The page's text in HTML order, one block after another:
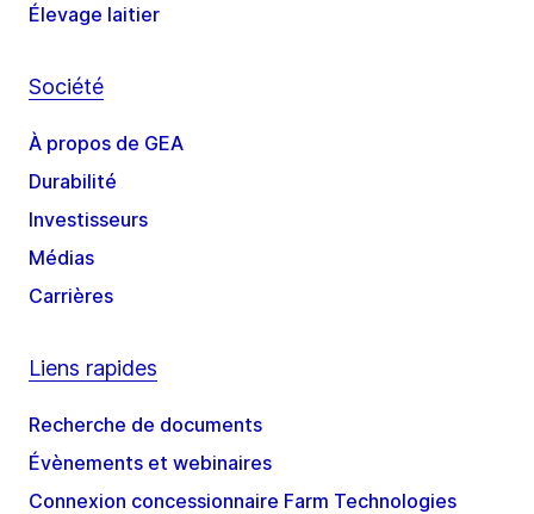
Élevage laitier
Société
À propos de GEA
Durabilité
Investisseurs
Médias
Carrières
Liens rapides
Recherche de documents
Évènements et webinaires
Connexion concessionnaire Farm Technologies